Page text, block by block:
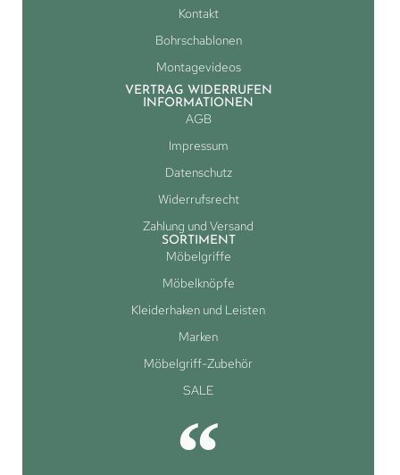
Kontakt
Bohrschablonen
Montagevideos
VERTRAG WIDERRUFEN
INFORMATIONEN
AGB
Impressum
Datenschutz
Widerrufsrecht
Zahlung und Versand
SORTIMENT
Möbelgriffe
Möbelknöpfe
Kleiderhaken und Leisten
Marken
Möbelgriff-Zubehör
SALE